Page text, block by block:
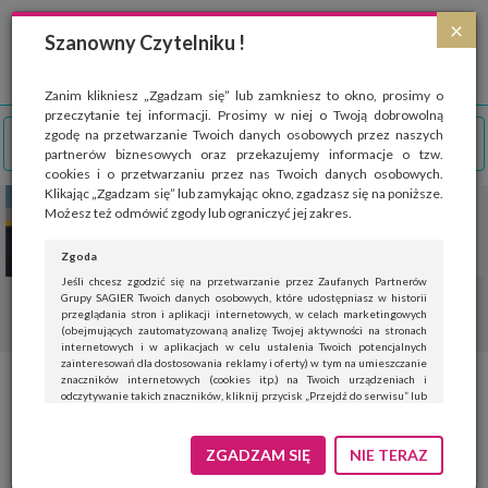
×
Szanowny Czytelniku !
Zanim klikniesz „Zgadzam się” lub zamkniesz to okno, prosimy o
przeczytanie tej informacji. Prosimy w niej o Twoją dobrowolną
zgodę na przetwarzanie Twoich danych osobowych przez naszych
partnerów biznesowych oraz przekazujemy informacje o tzw.
cookies i o przetwarzaniu przez nas Twoich danych osobowych.
Klikając „Zgadzam się” lub zamykając okno, zgadzasz się na poniższe.
Możesz też odmówić zgody lub ograniczyć jej zakres.
Zgoda
Jeśli chcesz zgodzić się na przetwarzanie przez Zaufanych Partnerów
Grupy SAGIER Twoich danych osobowych, które udostępniasz w historii
przeglądania stron i aplikacji internetowych, w celach marketingowych
(obejmujących zautomatyzowaną analizę Twojej aktywności na stronach
internetowych i w aplikacjach w celu ustalenia Twoich potencjalnych
zainteresowań dla dostosowania reklamy i oferty) w tym na umieszczanie
znaczników internetowych (cookies itp.) na Twoich urządzeniach i
odczytywanie takich znaczników, kliknij przycisk „Przejdź do serwisu” lub
Jeśli nie chcesz wyrazić zgody, kliknij „Nie teraz”.
Wyrażenie zgody jest dobrowolne. Możesz edytować zakres zgody, w tym
ZGADZAM SIĘ NIE TERAZ
Strona wykorzystuje pliki cookies, które służą głównie do celów statystycznych.
Wyrażając zgodę na używanie 'cookies', zezwalasz na zapisanie ich w pamięci
przeglądarki. Przejdź do
polityki cookies
Pędzle do pudru. Na co zwrócić